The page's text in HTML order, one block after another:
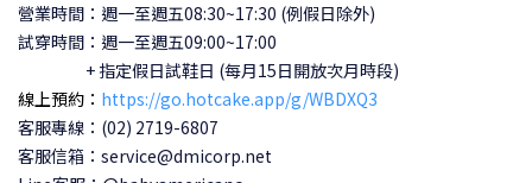
營業時間：週一至週五08:30~17:30 (例假日除外)
試穿時間： 週一至週五09:00~17:00
+ 指定假日試鞋日 (每月15日開放次月時段)
線上預約： https://go.hotcake.app/g/WBDXQ3
客服專線：(02) 2719-6807
客服信箱：service@dmicorp.net